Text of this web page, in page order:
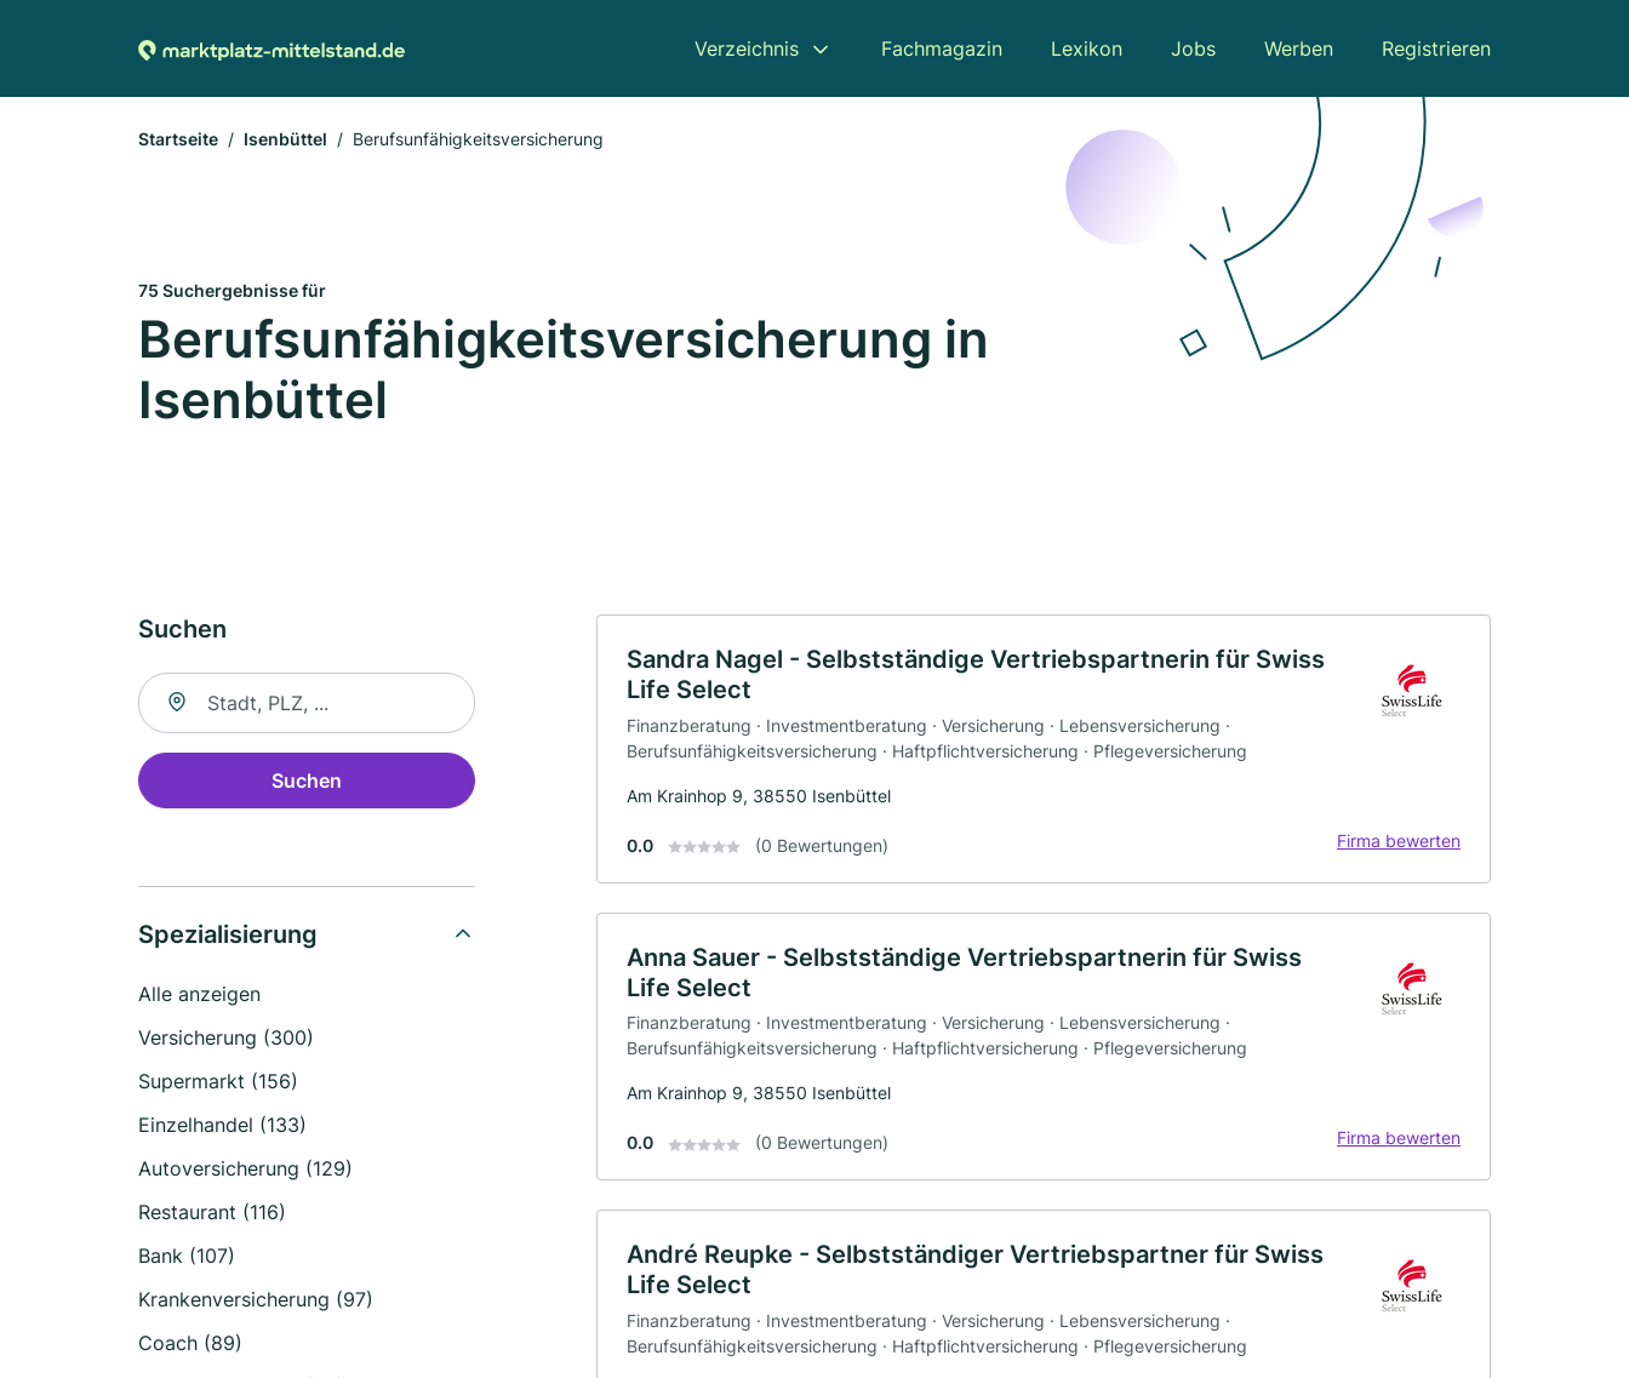
Verzeichnis Fachmagazin Lexikon Jobs Werben Registrieren
Startseite Isenbüttel Berufsunfähigkeitsversicherung
75 Suchergebnisse für
Berufsunfähigkeitsversicherung in
Isenbüttel
Suchen
Suche nach Ort
Suchen
Spezialisierung
Alle anzeigen
Versicherung (300)
Supermarkt (156)
Einzelhandel (133)
Autoversicherung (129)
Restaurant (116)
Bank (107)
Krankenversicherung (97)
Coach (89)
Sandra Nagel - Selbstständige Vertriebspartnerin für Swiss
Life Select
Finanzberatung · Investmentberatung · Versicherung · Lebensversicherung ·
Berufsunfähigkeitsversicherung · Haftpflichtversicherung · Pflegeversicherung
Am Krainhop 9, 38550 Isenbüttel
0.0 (0 Bewertungen) Firma bewerten
Anna Sauer - Selbstständige Vertriebspartnerin für Swiss
Life Select
Finanzberatung · Investmentberatung · Versicherung · Lebensversicherung ·
Berufsunfähigkeitsversicherung · Haftpflichtversicherung · Pflegeversicherung
Am Krainhop 9, 38550 Isenbüttel
0.0 (0 Bewertungen) Firma bewerten
André Reupke - Selbstständiger Vertriebspartner für Swiss
Life Select
Finanzberatung · Investmentberatung · Versicherung · Lebensversicherung ·
Berufsunfähigkeitsversicherung · Haftpflichtversicherung · Pflegeversicherung